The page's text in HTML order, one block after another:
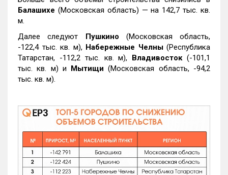
Балашихе (Московская область) — на 142,7 тыс. кв.
м.
Далее следуют Пушкино (Московская область,
-122,4 тыс. кв. м), Набережные Челны(Республика
Татарстан, -112,2 тыс. кв. м), Владивосток(-101,1
тыс. кв. м) и Мытищи (Московская область, -94,2
тыс. кв. м).